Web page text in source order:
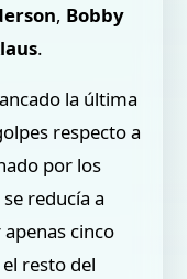
, Bobby
.
la última
respecto a
por los
reducía a
cinco
resto del